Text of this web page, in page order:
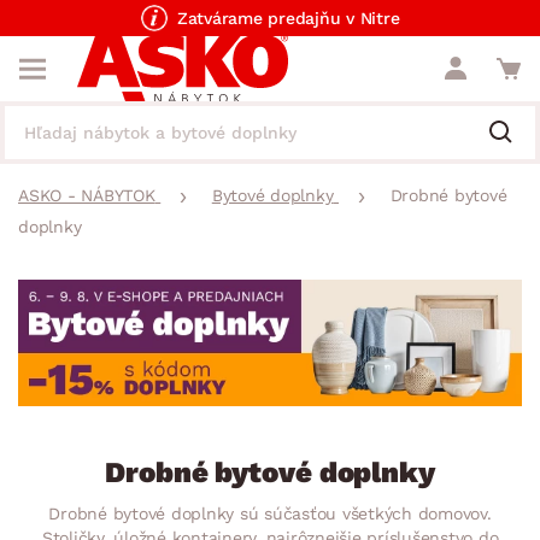
Zatvárame predajňu v Nitre
ASKO - NÁBYTOK Bytové doplnky
Drobné bytové
doplnky
Drobné bytové doplnky
Drobné bytové doplnky sú súčasťou všetkých domovov.